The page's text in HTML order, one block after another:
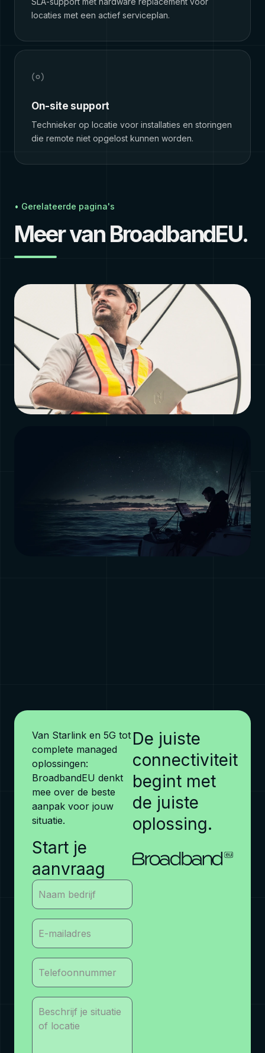
locaties met een actief serviceplan.
On-site support
Technieker op locatie voor installaties en storingen
die remote niet opgelost kunnen worden.
• Gerelateerde pagina's
Meer van BroadbandEU.
Managed Services
Bekijk pagina →
Van Starlink en 5G tot
complete managed
oplossingen:
BroadbandEU denkt
mee over de beste
aanpak voor jouw
situatie.
Start je
aanvraag
De juiste
connectiviteit
begint met
de juiste
oplossing.